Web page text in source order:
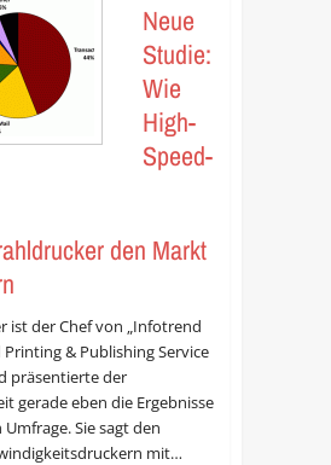
Neue
Studie:
Wie
High-
Speed-
den Markt
ist der Chef von „Infotrend
& Publishing Service
präsentierte der
gerade eben die Ergebnisse
Sie sagt den
mit…